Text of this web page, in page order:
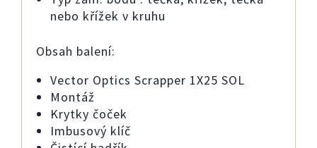
nebo křížek v kruhu
Obsah balení:
Vector Optics Scrapper 1X25 SOL
Montáž
Krytky čoček
Imbusový klíč